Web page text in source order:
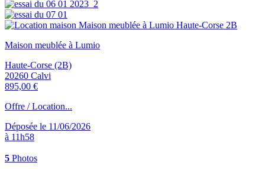
Maison meublée à Lumio
Haute-Corse (2B)
20260 Calvi
895,00 €
Offre / Location...
Déposée le 11/06/2026
à 11h58
5 Photos